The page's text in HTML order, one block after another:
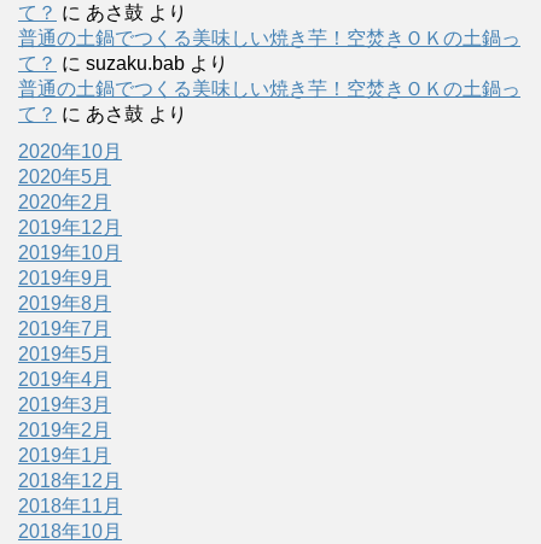
て？ に あさ鼓 より
普通の土鍋でつくる美味しい焼き芋！空焚きＯＫの土鍋っ
て？ に suzaku.bab より
普通の土鍋でつくる美味しい焼き芋！空焚きＯＫの土鍋っ
て？ に あさ鼓 より
2020年10月
2020年5月
2020年2月
2019年12月
2019年10月
2019年9月
2019年8月
2019年7月
2019年5月
2019年4月
2019年3月
2019年2月
2019年1月
2018年12月
2018年11月
2018年10月